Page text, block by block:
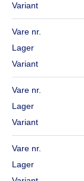
Variant
Vare nr.
Lager
Variant
Vare nr.
Lager
Variant
Vare nr.
Lager